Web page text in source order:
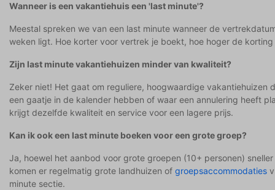
Wanneer is een vakantiehuis een 'last minute'?
Meestal spreken we van een last minute wanneer de
weken ligt. Hoe korter voor vertrek je boekt, hoe hoger de korting
Zijn last minute vakantiehuizen minder van kwaliteit?
Zeker niet! Het gaat om reguliere, hoogwaardige vakantiehuizen
een gaatje in de kalender hebben of waar een annulering heeft
krijgt dezelfde kwaliteit en service voor een lagere prijs.
Kan ik ook een last minute boeken voor een grote groep?
Ja, hoewel het aanbod voor grote groepen (10+ personen)
komen er regelmatig grote landhuizen of groepsaccommodaties
minute sectie.